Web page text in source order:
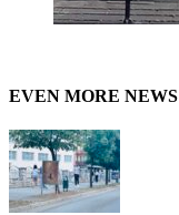
EVEN MORE NEWS